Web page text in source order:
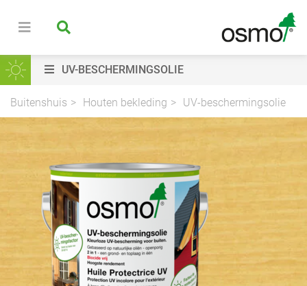
UV-BESCHERMINGSOLIE
Buitenshuis Houten bekleding UV-beschermingsolie